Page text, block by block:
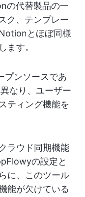
の代替製品の一
ク、テンプレー
とほぼ同様
ます。
プンソースであ
なり、ユーザー
ティング機能を
ラウド同期機能
の設定と
に、このツール
能が欠けている